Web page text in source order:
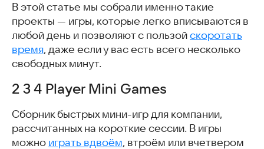
В этой статье мы собрали именно такие
проекты — игры, которые легко вписываются в
любой день и позволяют с пользой скоротать
время, даже если у вас есть всего несколько
свободных минут.
2 3 4 Player Mini Games
Сборник быстрых мини-игр для компании,
рассчитанных на короткие сессии. В игры
можно играть вдвоём, втроём или вчетвером